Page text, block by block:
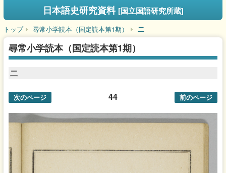
日本語史研究資料 [国立国語研究所蔵]
トップ 尋常小学読本（国定読本第1期） 二
尋常小学読本（国定読本第1期）
二
44
次のページ 前のページ